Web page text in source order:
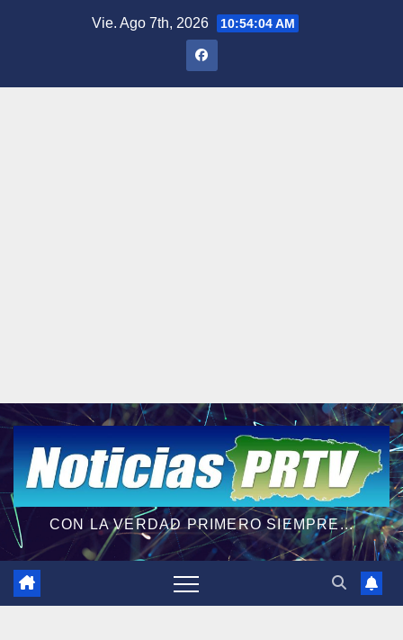
Vie. Ago 7th, 2026 10:54:05 AM
CON LA VERDAD PRIMERO SIEMPRE...